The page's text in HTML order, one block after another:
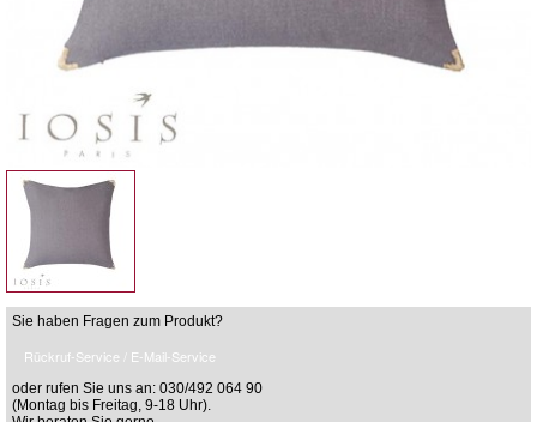
Sie haben Fragen zum Produkt?
Rückruf-Service / E-Mail-Service
oder rufen Sie uns an: 030/492 064 90
(Montag bis Freitag, 9-18 Uhr).